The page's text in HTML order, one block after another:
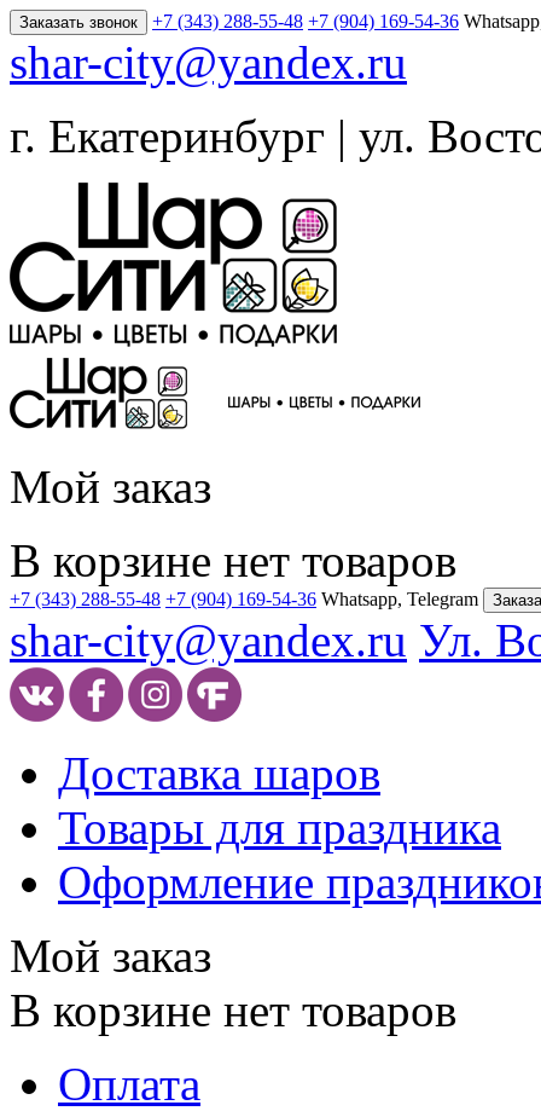
Заказать звонок +7 (343) 288-55-48 +7 (904) 169-54-36
shar-city@yandex.ru
г. Екатеринбург | ул.
Мой заказ
В корзине нет товаров
+7 (343) 288-55-48 +7 (904) 169-54-36 Whatsapp, Telegram
shar-city@yandex.ru Ул.
Доставка шаров
Товары для праздника
Оформление
Мой заказ
В корзине нет товаров
Оплата